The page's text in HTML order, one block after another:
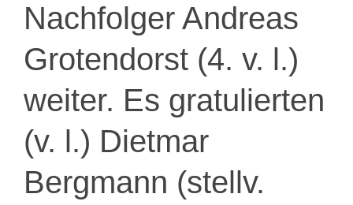
Nachfolger Andreas
Grotendorst (4. v. l.)
weiter. Es gratulierten
(v. l.) Dietmar
Bergmann (stellv.